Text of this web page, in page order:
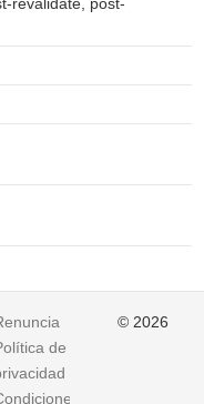
revalidate, post-
de
© 2026